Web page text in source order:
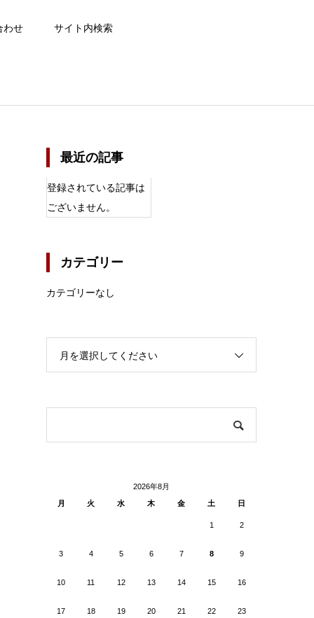
わせ サイト内検索
最近の記事
登録されている記事は
ございません。
カテゴリー
カテゴリーなし
月を選択してください
2026年8月
月
火 水 木 金 土 日
1 2
3 4 5 6 7 8 9
10 11 12 13 14 15 16
17 18 19 20 21 22 23